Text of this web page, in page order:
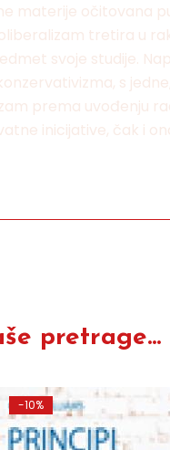
materije očitovana
tretira u
svoje studije.
s
prema uvođenju
inicijative, čak i
pretrage...
-10%